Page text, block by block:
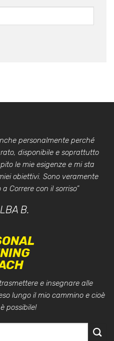
personalmente perché
disponibile e soprattutto
le mie esigenze e mi sta
obiettivi. Sono veramente
Correre con il sorriso”
B.
e insegnare alle
lungo il mio cammino e cioè
possibile!